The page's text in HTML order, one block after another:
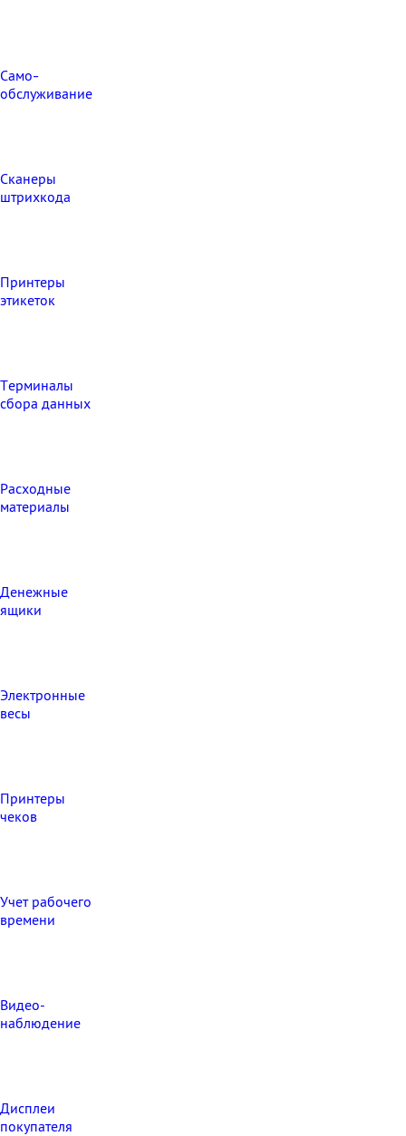
Само-
обслуживание
Сканеры
штрихкода
Принтеры
этикеток
Терминалы
сбора данных
Расходные
материалы
Денежные
ящики
Электронные
весы
Принтеры
чеков
Учет рабочего
времени
Видео‑
наблюдение
Дисплеи
покупателя